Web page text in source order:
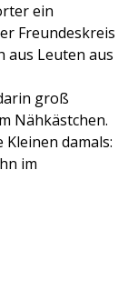
ein
Freundeskreis
aus Leuten aus
groß
Nähkästchen.
damals:
im